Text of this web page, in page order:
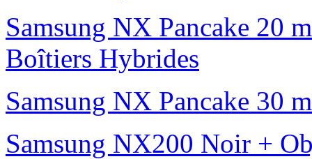
Samsung NX Pancake 20
Boîtiers Hybrides
Samsung NX Pancake 30
Samsung NX200 Noir +